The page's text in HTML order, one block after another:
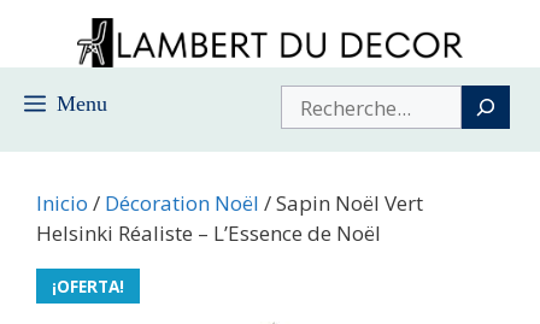
contenido
Menu Buscar
Inicio / Décoration Noël / Sapin Noël Vert
Helsinki Réaliste – L’Essence de Noël
¡OFERTA!